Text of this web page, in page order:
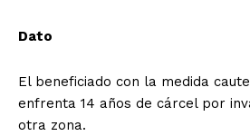
Dato
El beneficiado con la medida
enfrenta 14 años de cárcel por
otra zona.